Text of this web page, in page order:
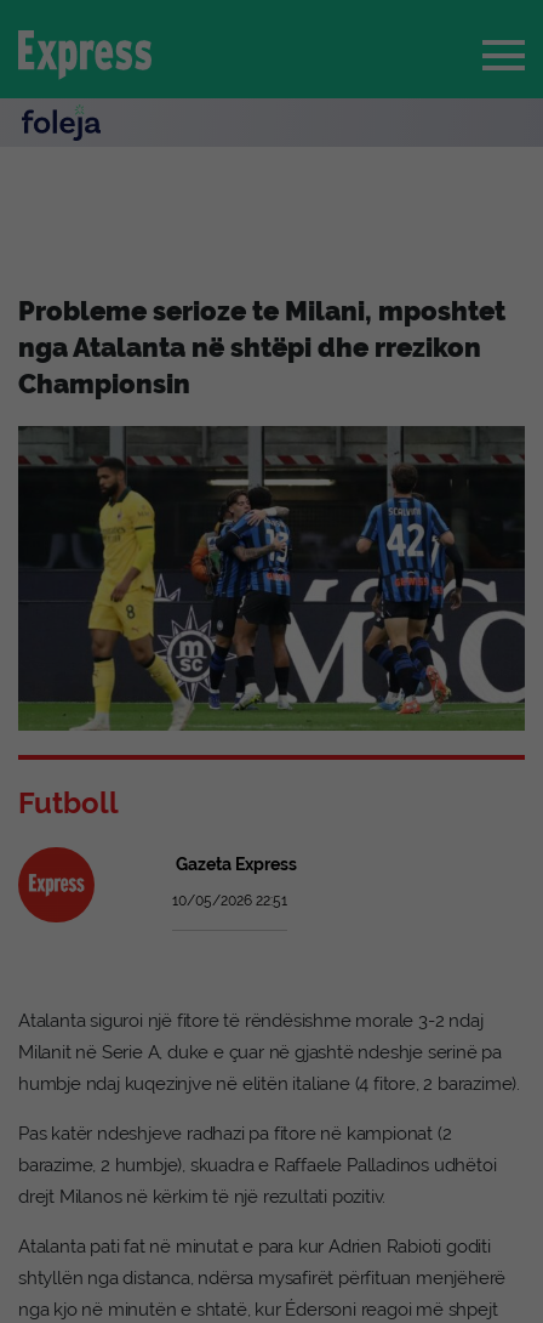
Probleme serioze te Milani, mposhtet
nga Atalanta në shtëpi dhe rrezikon
Championsin
Futboll
Gazeta Express
10/05/2026 22:51
Atalanta siguroi një fitore të rëndësishme morale 3-2 ndaj
Milanit në Serie A, duke e çuar në gjashtë ndeshje serinë pa
humbje ndaj kuqezinjve në elitën italiane (4 fitore, 2 barazime).
Pas katër ndeshjeve radhazi pa fitore në kampionat (2
barazime, 2 humbje), skuadra e Raffaele Palladinos udhëtoi
drejt Milanos në kërkim të një rezultati pozitiv.
Atalanta pati fat në minutat e para kur Adrien Rabioti goditi
shtyllën nga distanca, ndërsa mysafirët përfituan menjëherë
nga kjo në minutën e shtatë, kur Édersoni reagoi më shpejt